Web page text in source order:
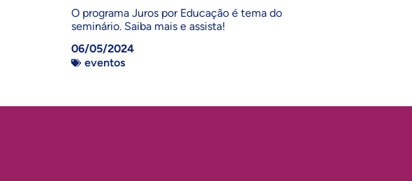
O programa Juros por Educação é tema do
seminário. Saiba mais e assista!
06/05/2024
eventos